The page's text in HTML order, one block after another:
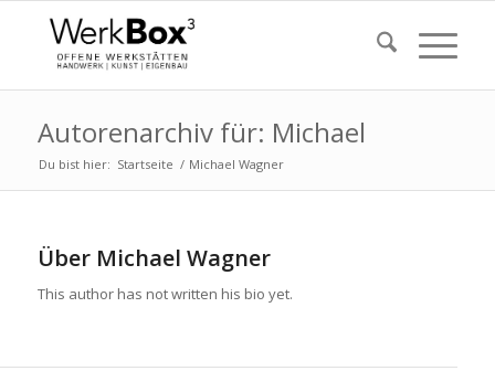
Autorenarchiv für: Michael
Du bist hier: Startseite / Michael Wagner
Über Michael Wagner
This author has not written his bio yet.